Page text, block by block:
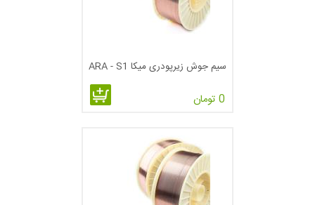
سیم جوش زیر پودری میکا بسته به نوع آلیاژ با لایه ای از جنس مس
در سایز های مختلف وکیوم پک شده است این سیم ها در ترکیب با
انواع مختلف پودر های جوشکاری می توان در صنایعی مانند : کشتی
سازی ، سوله سازی ، استراکچر ها ، سکوهای دریایی و راه آهن
سیم جوش میکا ,سیم جوش زیر پودری میکا ,سیم جوش تو پودری
میکا ,سیم جوش زیرپودری سیم جوش زیر پودری آما ,قیمت سیم
جوش زیرپودری ,انواع سیم جوش زیرپودری ,استاندارد سیم جوش
سیم جوش زیرپودری میکا ARA - S1
0 تومان